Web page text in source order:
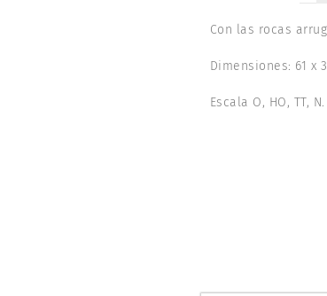
Con las rocas
Dimensiones: 61 x
Escala O, HO, TT, N.